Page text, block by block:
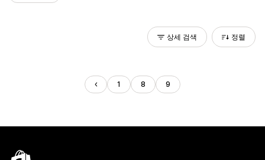
상세 검색 정렬
1 8 9